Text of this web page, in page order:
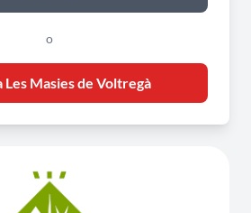
o
Les Masies de Voltregà